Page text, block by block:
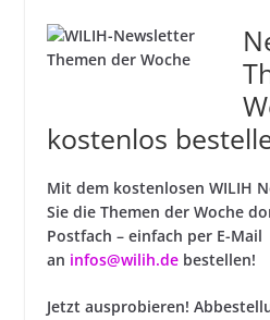
kostenlos
Mit dem kostenlosen WILIH
Sie die Themen der Woche
Postfach – einfach per E-Mail
an infos@wilih.debestellen!
Jetzt ausprobieren!